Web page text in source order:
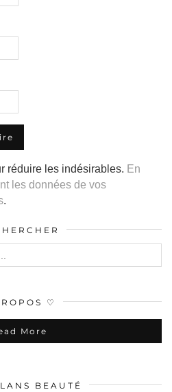
réduire les indésirables. En
les données de vos
.
♡
More
BEAUTÉ